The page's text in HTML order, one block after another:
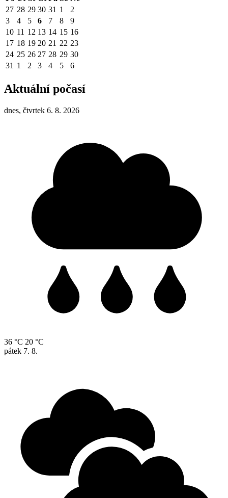
27 28 29 30 31 1
2
3
4 5 6 7 8
9
10 11 12 13 14 15 16
17 18 19 20 21 22 23
24 25 26 27 28 29 30
31 1 2 3 4 5 6
Aktuální počasí
dnes, čtvrtek 6. 8. 2026
36 °C 20 °C
pátek 7. 8.